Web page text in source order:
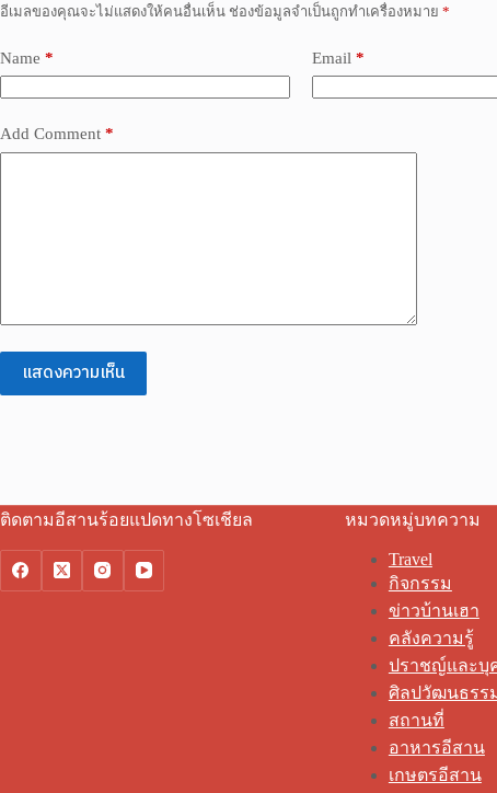
อีเมลของคุณจะไม่แสดงให้คนอื่นเห็น ช่องข้อมูลจำเป็นถูกทำเครื่องหมาย *
Name * Email *
Add Comment *
แสดงความเห็น
ติดตามอีสานร้อยแปดทางโซเชียล หมวดหมู่บทความ
Travel
กิจกรรม
ข่าวบ้านเฮา
คลังความรู้
ปราชญ์และบุ
ศิลปวัฒนธรร
สถานที่
อาหารอีสาน
เกษตรอีสาน